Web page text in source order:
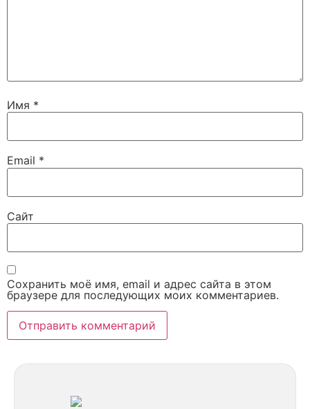
Имя *
Email *
Сайт
Сохранить моё имя, email и адрес сайта в этом
браузере для последующих моих комментариев.